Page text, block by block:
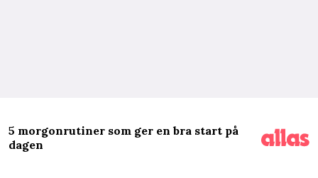
5 morgonrutiner som ger en bra start på
dagen